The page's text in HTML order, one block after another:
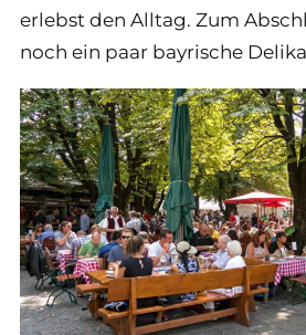
erlebst den Alltag. Zum
noch ein paar bayrische